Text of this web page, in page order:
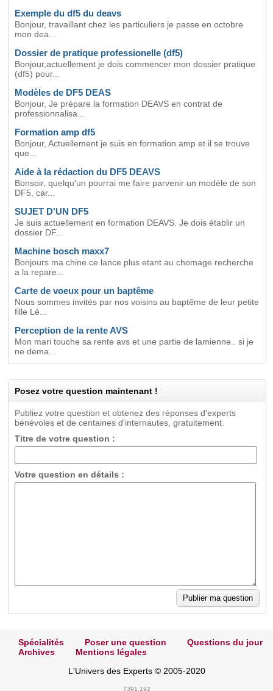
Exemple du df5 du deavs
Bonjour, travaillant chez les particuliers je passe en octobre
mon dea...
Dossier de pratique professionelle (df5)
Bonjour,actuellement je dois commencer mon dossier pratique
(df5) pour...
Modèles de DF5 DEAS
Bonjour, Je prépare la formation DEAVS en contrat de
professionnalisa...
Formation amp df5
Bonjour, Actuellement je suis en formation amp et il se trouve
que...
Aide à la rédaction du DF5 DEAVS
Bonsoir, quelqu'un pourrai me faire parvenir un modèle de son
DF5, car...
SUJET D'UN DF5
Je suis actuellement en formation DEAVS. Je dois établir un
dossier DF...
Machine bosch maxx7
Bonjours ma chine ce lance plus etant au chomage recherche
a la repare...
Carte de voeux pour un baptême
Nous sommes invités par nos voisins au baptême de leur petite
fille Lé...
Perception de la rente AVS
Mon mari touche sa rente avs et une partie de lamienne.. si je
ne dema...
Posez votre question maintenant !
Publiez votre question et obtenez des réponses d'experts
bénévoles et de centaines d'internautes, gratuitement.
Titre de votre question :
Votre question en détails :
Spécialités Poser une question
Questions du jour
Archives
Mentions légales
L'Univers des Experts © 2005-2020
T391.192